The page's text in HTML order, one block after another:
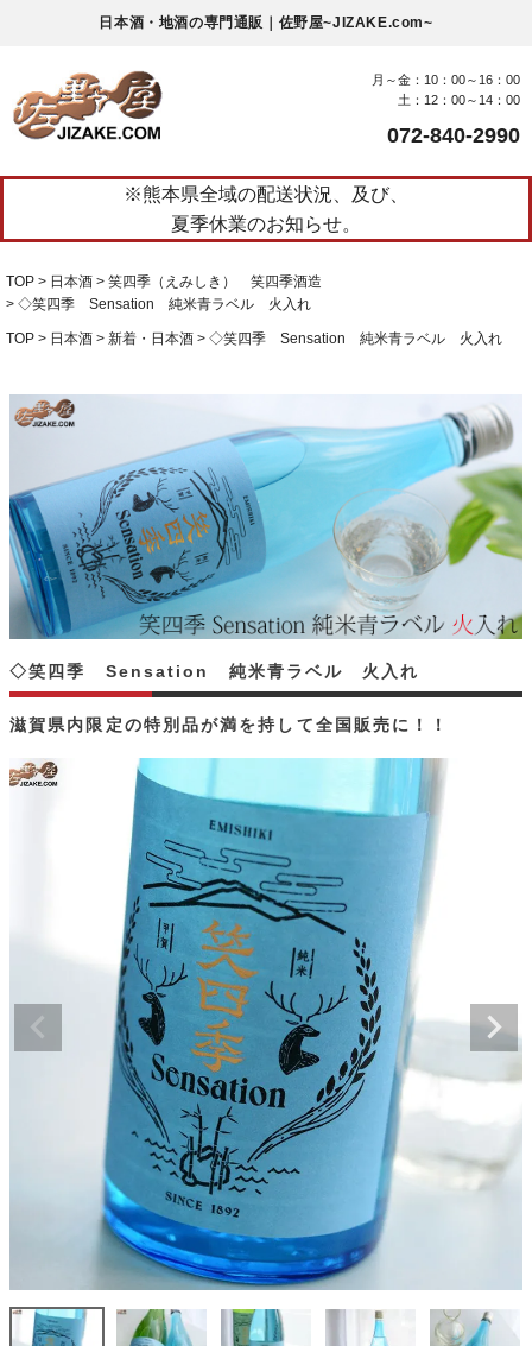
日本酒・地酒の専門通販｜佐野屋~JIZAKE.com~
月～金：10：00～16：00
土：12：00～14：00
072-840-2990
※熊本県全域の配送状況、及び、
夏季休業のお知らせ。
TOP 日本酒
笑四季（えみしき） 笑四季酒造
◇笑四季 Sensation 純米青ラベル 火入れ
TOP 日本酒 新着・日本酒 ◇笑四季 Sensation 純米青ラベル 火入れ
滋賀県内限定の特別品が満を持して全国販売に！！
◇笑四季 Sensation 純米青ラベル 火入れ